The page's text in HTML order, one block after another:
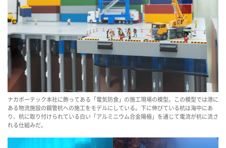
ナカボーテック本社に飾ってある「電気防食」の施工現場の模型。この模型では港に
ある物流施設の鋼管杭への施工をモデルにしている。下に伸びている杭は海中にあ
り、杭に取り付けられている白い「アルミニウム合金陽極」を通じて電流が杭に流さ
れる仕組みだ。